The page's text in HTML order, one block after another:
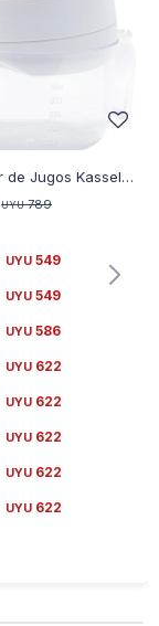
Exprimidor de Jugos Kassel 1 Litro 30w
UYU 789
UYU 549
UYU 549
UYU 586
UYU 622
UYU 622
UYU 622
UYU 622
UYU 622